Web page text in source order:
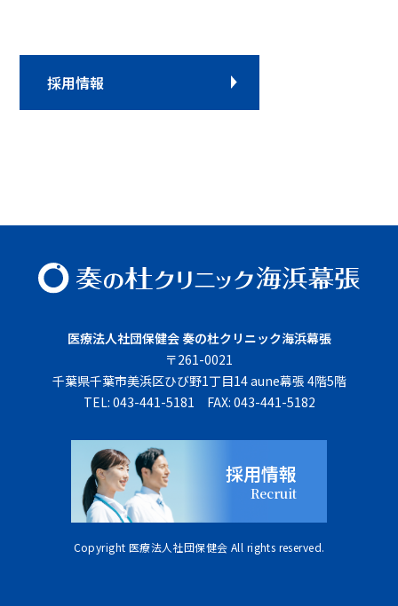
採用情報
医療法⼈社団保健会 奏の杜クリニック海浜幕張
〒261-0021
千葉県千葉市美浜区ひび野1丁目14 aune幕張 4階5階
TEL: 043-441-5181 FAX: 043-441-5182
採用情報
Recruit
Copyright 医療法人社団保健会 All rights reserved.